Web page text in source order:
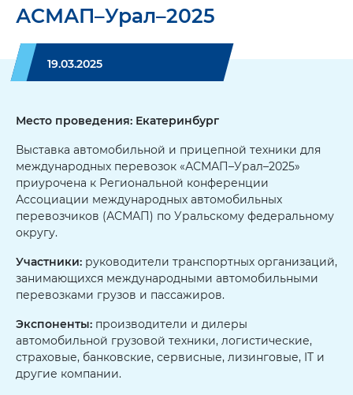
АСМАП–Урал–2025
19.03.2025
Место проведения: Екатеринбург
Выставка автомобильной и прицепной техники для
международных перевозок «АСМАП–Урал–2025»
приурочена к Региональной конференции
Ассоциации международных автомобильных
перевозчиков (АСМАП) по Уральскому федеральному
округу.
Участники: руководители транспортных организаций,
занимающихся международными автомобильными
перевозками грузов и пассажиров.
Экспоненты: производители и дилеры
автомобильной грузовой техники, логистические,
страховые, банковские, сервисные, лизинговые, IT и
другие компании.